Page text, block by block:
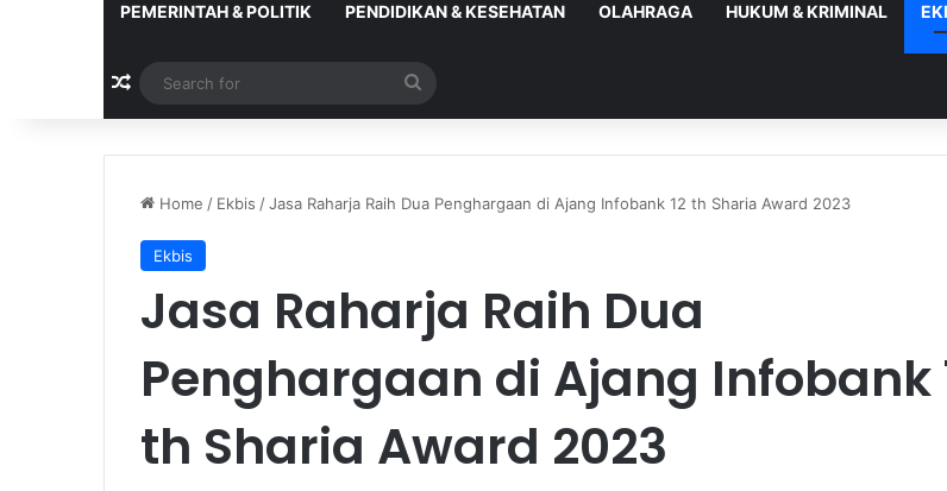
PEMERINTAH & POLITIK PENDIDIKAN & KESEHATAN OLAHRAGA HUKUM & KRIMINAL
Random Article
for
Home / Ekbis /Jasa Raharja Raih Dua Penghargaan di Ajang Infobank 12 th Sharia Award 2023
Ekbis
Jasa Raharja Raih Dua
Penghargaan di Ajang Infobank
th Sharia Award 2023